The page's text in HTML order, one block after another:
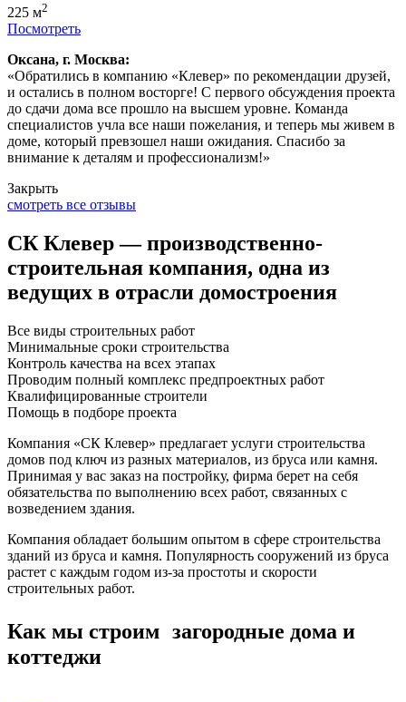
225 м2
Посмотреть
Оксана, г. Москва:
«Обратились в компанию «Клевер» по рекомендации друзей,
и остались в полном восторге! С первого обсуждения проекта
до сдачи дома все прошло на высшем уровне. Команда
специалистов учла все наши пожелания, и теперь мы живем в
доме, который превзошел наши ожидания. Спасибо за
внимание к деталям и профессионализм!»
Закрыть
смотреть все отзывы
СК Клевер — производственно-
строительная компания, одна из
ведущих в отрасли домостроения
Все виды строительных работ
Минимальные сроки строительства
Контроль качества на всех этапах
Проводим полный комплекс предпроектных работ
Квалифицированные строители
Помощь в подборе проекта
Компания «СК Клевер» предлагает услуги строительства
домов под ключ из разных материалов, из бруса или камня.
Принимая у вас заказ на постройку, фирма берет на себя
обязательства по выполнению всех работ, связанных с
возведением здания.
Компания обладает большим опытом в сфере строительства
зданий из бруса и камня. Популярность сооружений из бруса
растет с каждым годом из-за простоты и скорости
строительных работ.
Как мы строим загородные дома и
коттеджи